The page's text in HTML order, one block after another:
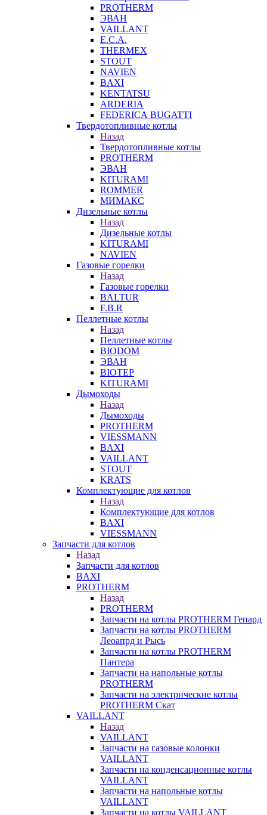
PROTHERM
ЭВАН
VAILLANT
E.C.A.
THERMEX
STOUT
NAVIEN
BAXI
KENTATSU
ARDERIA
FEDERICА BUGATTI
Твердотопливные котлы
Назад
Твердотопливные котлы
PROTHERM
ЭВАН
KITURAMI
ROMMER
МИМАКС
Дизельные котлы
Назад
Дизельные котлы
KITURAMI
NAVIEN
Газовые горелки
Назад
Газовые горелки
BALTUR
F.B.R
Пеллетные котлы
Назад
Пеллетные котлы
BIODOM
ЭВАН
BIOTEP
KITURAMI
Дымоходы
Назад
Дымоходы
PROTHERM
VIESSMANN
BAXI
VAILLANT
STOUT
KRATS
Комплектующие для котлов
Назад
Комплектующие для котлов
BAXI
VIESSMANN
Запчасти для котлов
Назад
Запчасти для котлов
BAXI
PROTHERM
Назад
PROTHERM
Запчасти на котлы PROTHERM Гепард
Запчасти на котлы PROTHERM
Леоапрд и Рысь
Запчасти на котлы PROTHERM
Пантера
Запчасти на напольные котлы
PROTHERM
Запчасти на электрические котлы
PROTHERM Скат
VAILLANT
Назад
VAILLANT
Запчасти на газовые колонки
VAILLANT
Запчасти на конденсационные котлы
VAILLANT
Запчасти на напольные котлы
VAILLANT
Запчасти на котлы VAILLANT